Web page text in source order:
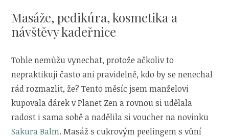
Masáže, pedikúra, kosmetika a
návštěvy kadeřnice
Tohle nemůžu vynechat, protože ačkoliv to
nepraktikuji často ani pravidelně, kdo by se nenechal
rád rozmazlit, že? Tento měsíc jsem manželovi
kupovala dárek v Planet Zen a rovnou si udělala
radost i sama sobě a nadělila si voucher na novinku
Sakura Balm. Masáž s cukrovým peelingem s vůní